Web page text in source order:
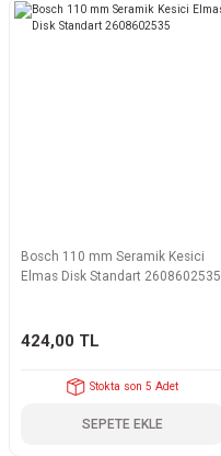
Bosch 110 mm Seramik Kesici
Elmas Disk Standart 2608602535
424,00 TL
Stokta son 5 Adet
SEPETE EKLE